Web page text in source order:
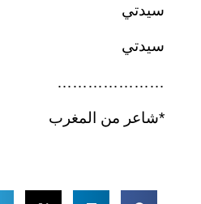
سيدتي
سيدتي
…………………
*شاعر من المغرب